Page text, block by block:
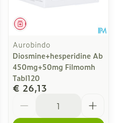
Geneesmiddel
Aurobindo
Diosmine+hesperidine Ab
450mg+50mg Filmomh
Tabl120
€ 26,13